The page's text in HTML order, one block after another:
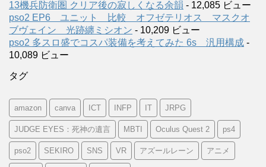
13機兵防衛圏 クリア後の寂しくなる余韻 - 12,085 ビュー
pso2 EP6 ユニット 比較 オフゼテリオス マスクオ
ブヴェイン 光跡纏ミシオン - 10,209 ビュー
pso2 多スロ盛でコスパ装備を考えてみた 6s 汎用構成 -
10,089 ビュー
タグ
amazon canva ICT INFP IT JRPG
JUDGE EYES：死神の遺言 MBTI Oculus Quest 2 ps4
pso2 SEKIRO SNS VR アズールレーン アニメ